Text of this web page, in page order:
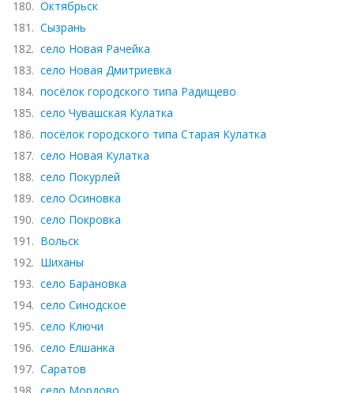
180. Октябрьск
181. Сызрань
182. село Новая Рачейка
183. село Новая Дмитриевка
184. посёлок городского типа Радищево
185. село Чувашская Кулатка
186. посёлок городского типа Старая Кулатка
187. село Новая Кулатка
188. село Покурлей
189. село Осиновка
190. село Покровка
191. Вольск
192. Шиханы
193. село Барановка
194. село Синодское
195. село Ключи
196. село Елшанка
197. Саратов